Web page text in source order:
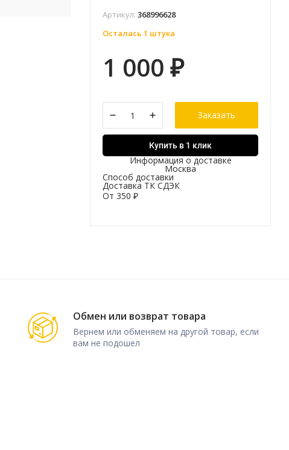
Артикул: 368996628
Осталась 1 штука
1 000 ₽
Заказать
Купить в 1 клик
Информация о доставке
Москва
Способ доставки
Доставка ТК СДЭК
От 350 ₽
Обмен или возврат товара
Вернем или обменяем на другой товар, если
вам не подошел